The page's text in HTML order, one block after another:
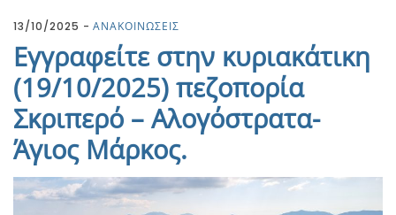
13/10/2025 ΑΝΑΚΟΙΝΩΣΕΙΣ
Εγγραφείτε στην κυριακάτικη
(19/10/2025) πεζοπορία
Σκριπερό – Αλογόστρατα-
Άγιος Μάρκος.